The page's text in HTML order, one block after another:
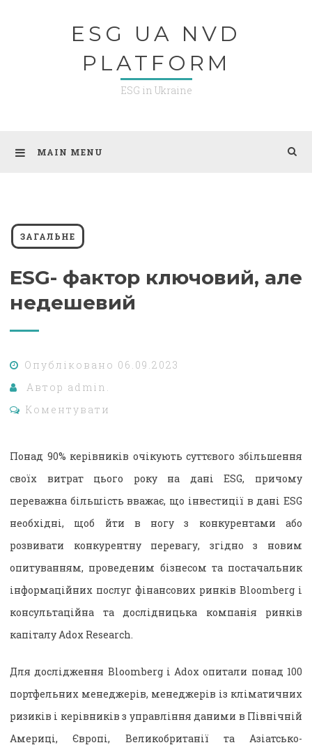
ESG UA NVD
PLATFORM
ESG in Ukraine
MAIN MENU
ЗАГАЛЬНЕ
ESG- фактор ключовий, але
недешевий
Опубліковано 06.09.2023
Автор admin.
Коментувати
Понад 90% керівників очікують суттєвого збільшення
своїх витрат цього року на дані ESG, причому
переважна більшість вважає, що інвестиції в дані ESG
необхідні, щоб йти в ногу з конкурентами або
розвивати конкурентну перевагу, згідно з новим
опитуванням, проведеним бізнесом та постачальник
інформаційних послуг фінансових ринків Bloomberg і
консультаційна та дослідницька компанія ринків
капіталу Adox Research.
Для дослідження Bloomberg і Adox опитали понад 100
портфельних менеджерів, менеджерів із кліматичних
ризиків і керівників з управління даними в Північній
Америці, Європі, Великобританії та Азіатсько-